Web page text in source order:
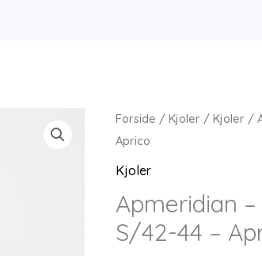
Forside /Kjoler /Kjoler /
Aprico
Kjoler
Apmeridian
S/42-44 –